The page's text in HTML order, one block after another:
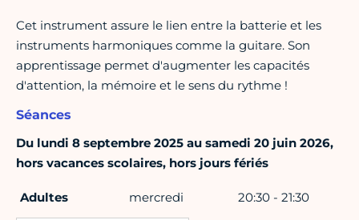
Cet instrument assure le lien entre la batterie et les
instruments harmoniques comme la guitare. Son
apprentissage permet d'augmenter les capacités
d'attention, la mémoire et le sens du rythme !
Séances
Du lundi 8 septembre 2025 au samedi 20 juin 2026,
hors vacances scolaires, hors jours fériés
Adultes mercredi 20:30 - 21:30